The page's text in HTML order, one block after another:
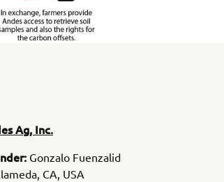
Ag, Inc.
Gonzalo Fuenzalid
CA, USA